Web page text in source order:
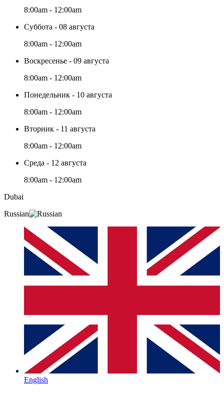
8:00am - 12:00am
Суббота - 08 августа
8:00am - 12:00am
Воскресенье - 09 августа
8:00am - 12:00am
Понедельник - 10 августа
8:00am - 12:00am
Вторник - 11 августа
8:00am - 12:00am
Среда - 12 августа
8:00am - 12:00am
Dubai
Russian
English